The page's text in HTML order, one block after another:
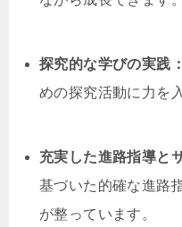
探究的な学びの実践：
めの探究活動に力を
充実した進路指導と
基づいた的確な進路
が整っています。